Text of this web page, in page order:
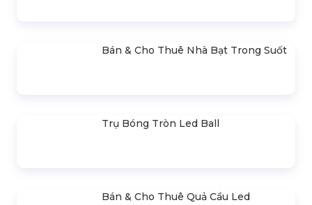
Bán & Cho Thuê Nhà Bạt Trong Suốt
Trụ Bóng Tròn Led Ball
Bán & Cho Thuê Quả Cầu Led